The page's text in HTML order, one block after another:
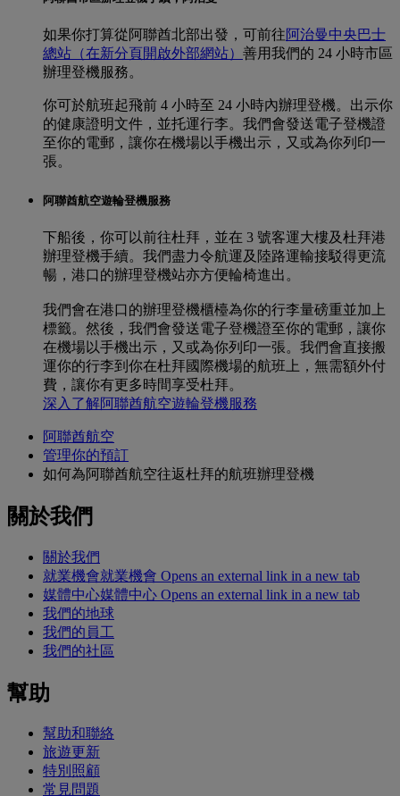
如果你打算從阿聯酋北部出發，可前往阿治曼中央巴士
總站 （在新分頁開啟外部網站） 善用我們的 24 小時市區
辦理登機服務。
你可於航班起飛前 4 小時至 24 小時內辦理登機。出示你
的健康證明文件，並托運行李。我們會發送電子登機證
至你的電郵，讓你在機場以手機出示，又或為你列印一
張。
阿聯酋航空遊輪登機服務
下船後，你可以前往杜拜，並在 3 號客運大樓及杜拜港
辦理登機手續。我們盡力令航運及陸路運輸接駁得更流
暢，港口的辦理登機站亦方便輪椅進出。
我們會在港口的辦理登機櫃檯為你的行李量磅重並加上
標籤。然後，我們會發送電子登機證至你的電郵，讓你
在機場以手機出示，又或為你列印一張。我們會直接搬
運你的行李到你在杜拜國際機場的航班上，無需額外付
費，讓你有更多時間享受杜拜。
深入了解阿聯酋航空遊輪登機服務
阿聯酋航空
管理你的預訂
如何為阿聯酋航空往返杜拜的航班辦理登機
關於我們
關於我們
就業機會就業機會 Opens an external link in a new tab
媒體中心媒體中心 Opens an external link in a new tab
我們的地球
我們的員工
我們的社區
幫助
幫助和聯絡
旅遊更新
特別照顧
常見問題